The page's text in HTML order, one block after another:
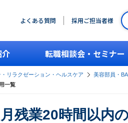
よくある質問 採用ご担当者様
転職相談会・セミナー
リラクゼーション・ヘルスケア
美容部員・
一覧
残業20時間以内